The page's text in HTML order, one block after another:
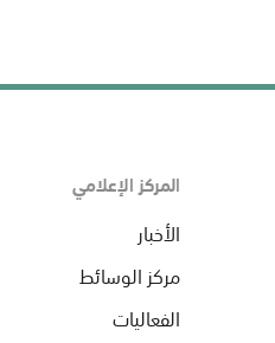
المركز الإعلامي
الأخبار
مركز الوسائط
الفعاليات